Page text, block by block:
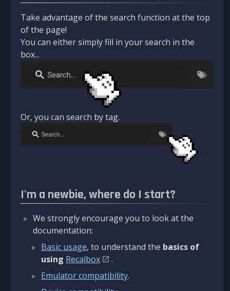
Take advantage of the search function at the top
of the page!
You can either simply fill in your search in the
box...
Or, you can search by tag.
I'm a newbie, where do I start?
We strongly encourage you to look at the
documentation:
Basic usage, to understand the basics of
using Recalbox
.
Emulator compatibility.